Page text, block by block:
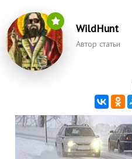
WildHunt
Автор статьи